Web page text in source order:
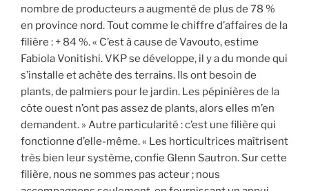
nombre de producteurs a augmenté de plus de 78 %
en province nord. Tout comme le chiffre d’affaires de la
filière : + 84 %. « C’est à cause de Vavouto, estime
Fabiola Vonitishi. VKP se développe, il y a du monde qui
s’installe et achète des terrains. Ils ont besoin de
plants, de palmiers pour le jardin. Les pépinières de la
côte ouest n’ont pas assez de plants, alors elles m’en
demandent. » Autre particularité : c’est une filière qui
fonctionne d’elle-même. « Les horticultrices maîtrisent
très bien leur système, confie Glenn Sautron. Sur cette
filière, nous ne sommes pas acteur ; nous